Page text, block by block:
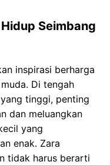
Seimbang
inspirasi berharga
Di tengah
tinggi, penting
dan meluangkan
yang
enak. Zara
tidak harus berarti